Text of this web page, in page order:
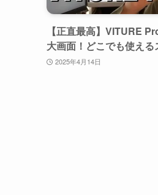
【正直最高】VITURE
大画面！どこでも使え
2025年4月14日